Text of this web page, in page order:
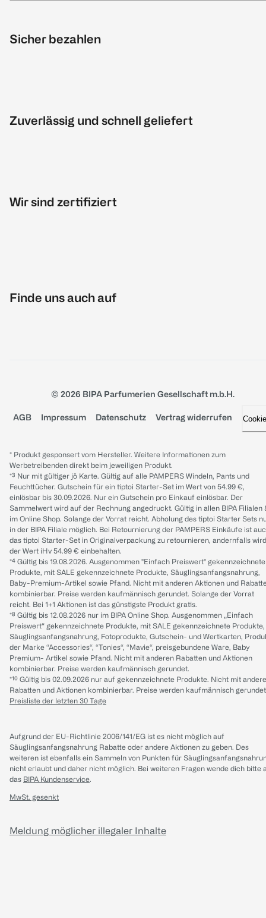
Sicher bezahlen
Zuverlässig und schnell geliefert
Wir sind zertifiziert
Finde uns auch auf
© 2026 BIPA Parfumerien Gesellschaft m.b.H.
AGB Impressum Datenschutz Vertrag widerrufen
* Produkt gesponsert vom Hersteller. Weitere Informationen zum
Werbetreibenden direkt beim jeweiligen Produkt.
*³ Nur mit gültiger jö Karte. Gültig auf alle PAMPERS Windeln, Pants und
Feuchttücher. Gutschein für ein tiptoi Starter-Set im Wert von 54.99 €,
einlösbar bis 30.09.2026. Nur ein Gutschein pro Einkauf einlösbar. Der
Sammelwert wird auf der Rechnung angedruckt. Gültig in allen BIPA Filialen
im Online Shop. Solange der Vorrat reicht. Abholung des tiptoi Starter Sets
in der BIPA Filiale möglich. Bei Retournierung der PAMPERS Einkäufe ist
das tiptoi Starter-Set in Originalverpackung zu retournieren, andernfalls wird
der Wert iHv 54.99 € einbehalten.
*⁴ Gültig bis 19.08.2026. Ausgenommen "Einfach Preiswert" gekennzeichnete
Produkte, mit SALE gekennzeichnete Produkte, Säuglingsanfangsnahrung,
Baby-Premium-Artikel sowie Pfand. Nicht mit anderen Aktionen und
kombinierbar. Preise werden kaufmännisch gerundet. Solange der Vorrat
reicht. Bei 1+1 Aktionen ist das günstigste Produkt gratis.
*⁸ Gültig bis 12.08.2026 nur im BIPA Online Shop. Ausgenommen „Einfach
Preiswert“ gekennzeichnete Produkte, mit SALE gekennzeichnete Produkte,
Säuglingsanfangsnahrung, Fotoprodukte, Gutschein- und Wertkarten,
der Marke “Accessories“, “Tonies“, “Mavie“, preisgebundene Ware, Baby
Premium- Artikel sowie Pfand. Nicht mit anderen Rabatten und Aktionen
kombinierbar. Preise werden kaufmännisch gerundet.
*¹⁰ Gültig bis 02.09.2026 nur auf gekennzeichnete Produkte. Nicht mit
Rabatten und Aktionen kombinierbar. Preise werden kaufmännisch
Preisliste der letzten 30 Tage
Aufgrund der EU-Richtlinie 2006/141/EG ist es nicht möglich auf
Säuglingsanfangsnahrung Rabatte oder andere Aktionen zu geben. Des
weiteren ist ebenfalls ein Sammeln von Punkten für
nicht erlaubt und daher nicht möglich. Bei weiteren Fragen wende dich bitte
das BIPA Kundenservice.
MwSt. gesenkt
Meldung möglicher illegaler Inhalte